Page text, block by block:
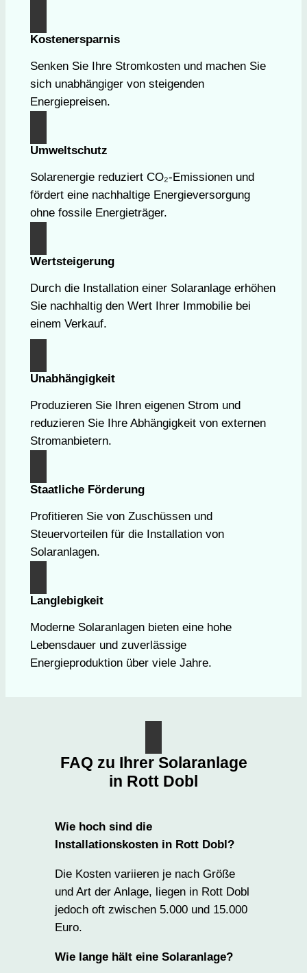
Kostenersparnis
Senken Sie Ihre Stromkosten und machen Sie
sich unabhängiger von steigenden
Energiepreisen.
Umweltschutz
Solarenergie reduziert CO₂-Emissionen und
fördert eine nachhaltige Energieversorgung
ohne fossile Energieträger.
Wertsteigerung
Durch die Installation einer Solaranlage erhöhen
Sie nachhaltig den Wert Ihrer Immobilie bei
einem Verkauf.
Unabhängigkeit
Produzieren Sie Ihren eigenen Strom und
reduzieren Sie Ihre Abhängigkeit von externen
Stromanbietern.
Staatliche Förderung
Profitieren Sie von Zuschüssen und
Steuervorteilen für die Installation von
Solaranlagen.
Langlebigkeit
Moderne Solaranlagen bieten eine hohe
Lebensdauer und zuverlässige
Energieproduktion über viele Jahre.
FAQ zu Ihrer Solaranlage
in Rott Dobl
Wie hoch sind die
Installationskosten in Rott Dobl?
Die Kosten variieren je nach Größe
und Art der Anlage, liegen in Rott Dobl
jedoch oft zwischen 5.000 und 15.000
Euro.
Wie lange hält eine Solaranlage?